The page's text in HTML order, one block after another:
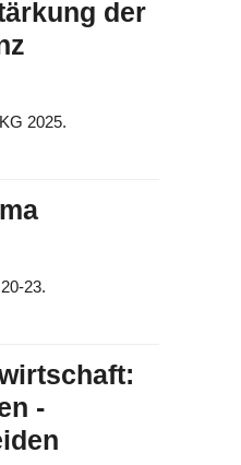
der
2025.
23.
-